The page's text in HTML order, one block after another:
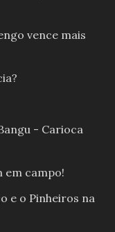
vence mais
- Carioca
em campo!
e o Pinheiros na